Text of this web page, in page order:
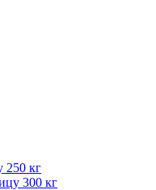
250 кг
300 кг